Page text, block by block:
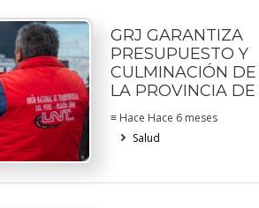
GRJ GARANTIZA
PRESUPUESTO Y
CULMINACIÓN
LA PROVINCIA
≡ Hace Hace 6 meses
Salud